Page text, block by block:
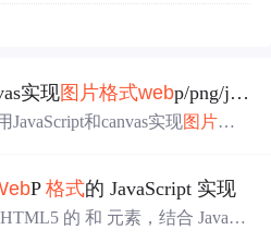
实现图片格式webp/png/jpeg在线
和canvas实现图片格
同格式的图片。建议在Chrome
web kit内核支持image/webp格
P格式的 JavaScript 实现
的 和 元素，结合 JavaSc